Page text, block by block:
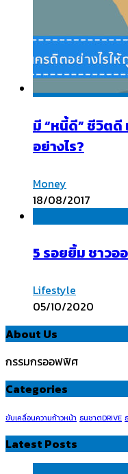
มี “หนี้ดี” ชีวิตดี
อย่างไร?
Money
18/08/2017
5 รอยยิ้ม ชาวอ
Lifestyle
05/10/2020
About Us
กรรมกรออฟฟิศ
Categories
ขับเคลื่อนความก้าวหน้า ธนชาตDRIVE
Latest Posts